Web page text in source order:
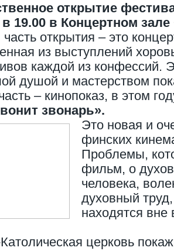
открытие
19.00 в Концертном
открытия – это
из выступлений
каждой из конфессий.
душой и мастерством
– кинопоказ, в этом
звонарь».
Это новая и
финских
Проблемы,
фильм, о
человека,
духовный
находятся вне
церковь